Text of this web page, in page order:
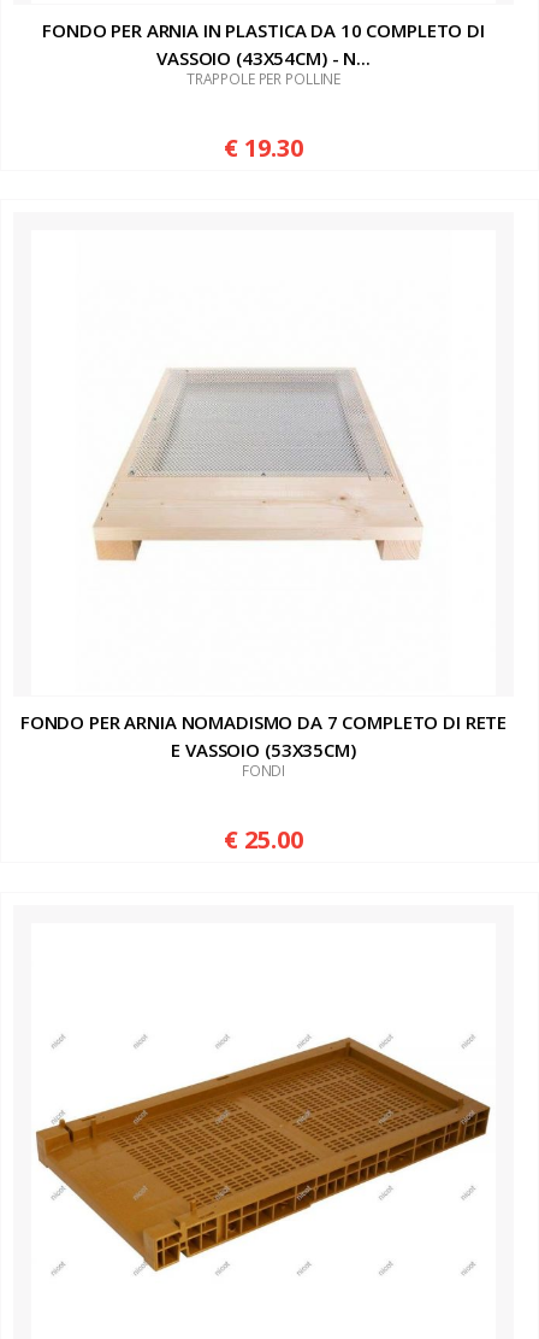
FONDO PER ARNIA IN PLASTICA DA 10 COMPLETO DI
VASSOIO (43X54CM) - N...
TRAPPOLE PER POLLINE
€ 19.30
FONDO PER ARNIA NOMADISMO DA 7 COMPLETO DI RETE
E VASSOIO (53X35CM)
FONDI
€ 25.00